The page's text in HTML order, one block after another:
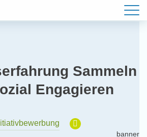
Sammeln
Engagieren